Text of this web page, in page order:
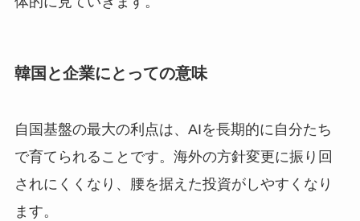
韓国と企業にとっての意味
自国基盤の最大の利点は、AIを長期的に自分たち
で育てられることです。海外の方針変更に振り回
されにくくなり、腰を据えた投資がしやすくなり
ます。